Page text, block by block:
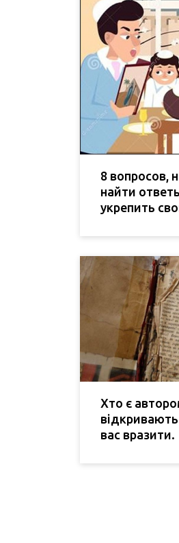
8 вопросов,
найти
укрепить
Хто є
вас вразити.